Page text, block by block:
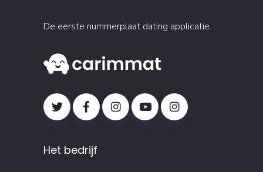
De eerste nummerplaat dating applicatie.
Het bedrijf